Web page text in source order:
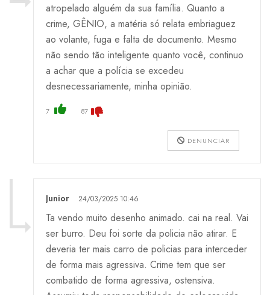
atropelado alguém da sua família. Quanto a
crime, GÊNIO, a matéria só relata embriaguez
ao volante, fuga e falta de documento. Mesmo
não sendo tão inteligente quanto você, continuo
a achar que a polícia se excedeu
desnecessariamente, minha opinião.
7 87
DENUNCIAR
Junior 24/03/2025 10:46
Ta vendo muito desenho animado. cai na real. Vai
ser burro. Deu foi sorte da policia não atirar. E
deveria ter mais carro de policias para interceder
de forma mais agressiva. Crime tem que ser
combatido de forma agressiva, ostensiva.